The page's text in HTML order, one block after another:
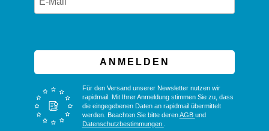
ANMELDEN
Für den Versand unserer Newsletter nutzen wir
rapidmail. Mit Ihrer Anmeldung stimmen Sie zu, dass
die eingegebenen Daten an rapidmail übermittelt
werden. Beachten Sie bitte derenAGB und
Datenschutzbestimmungen